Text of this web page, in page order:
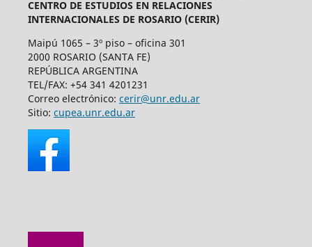
CENTRO DE ESTUDIOS EN RELACIONES
INTERNACIONALES DE ROSARIO (CERIR)
Maipú 1065 – 3º piso – oficina 301
2000 ROSARIO (SANTA FE)
REPÚBLICA ARGENTINA
TEL/FAX: +54 341 4201231
Correo electrónico: cerir@unr.edu.ar
Sitio: cupea.unr.edu.ar